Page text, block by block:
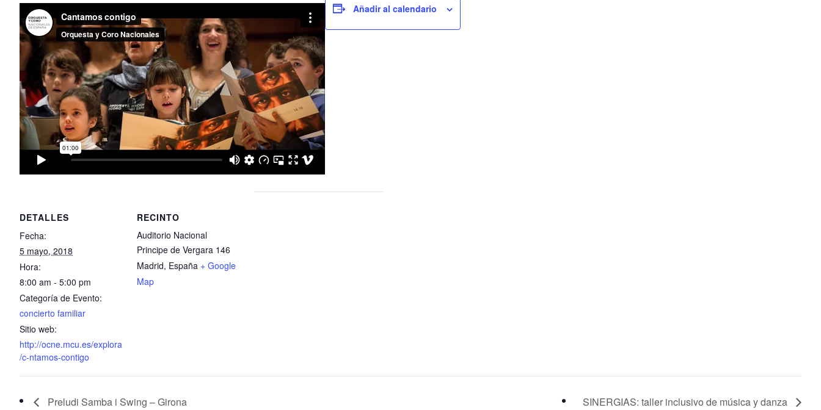
Añadir al calendario
DETALLES
Fecha:
5 mayo, 2018
Hora:
8:00 am - 5:00 pm
Categoría de Evento:
concierto familiar
Sitio web:
http://ocne.mcu.es/explora
/c-ntamos-contigo
RECINTO
Auditorio Nacional
Principe de Vergara 146
Madrid, España + Google
Map
Preludi Samba i Swing – Girona SINERGIAS: taller inclusivo de música y danza